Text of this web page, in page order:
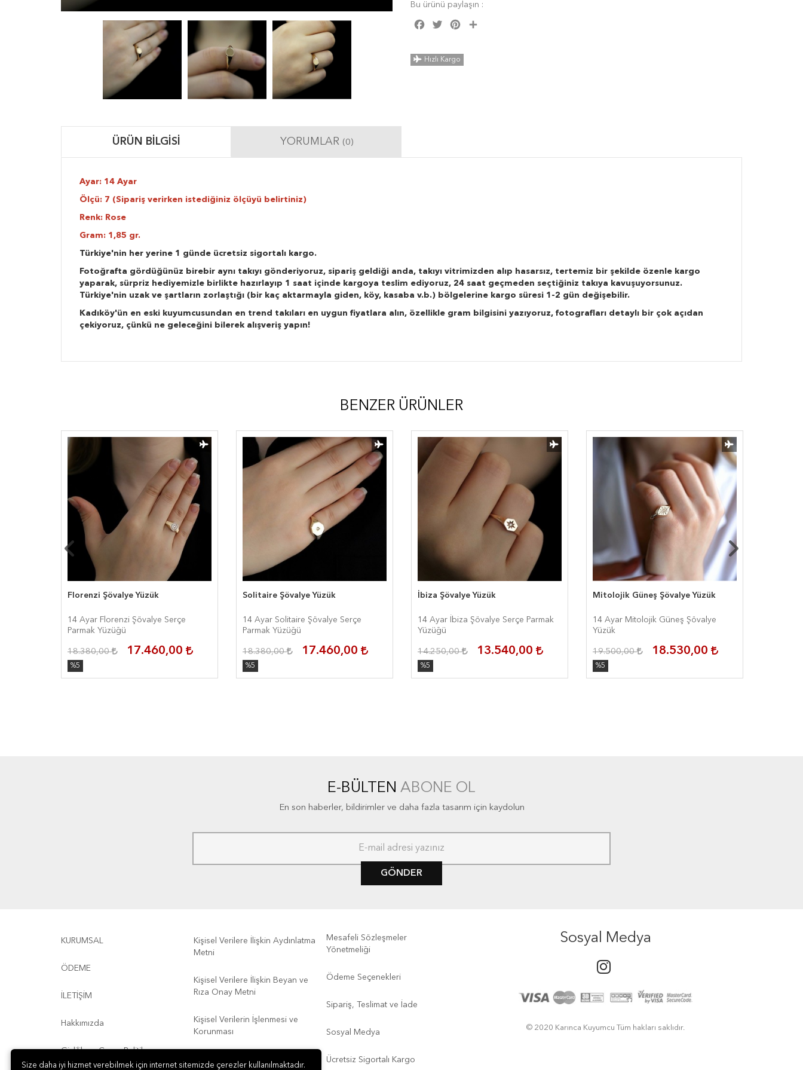
Bu ürünü paylaşın :
Facebook
Twitter Pinterest
Hızlı Kargo
ÜRÜN BILGISI YORUMLAR (0)
Ayar: 14 Ayar
Ölçü: 7 (Sipariş verirken istediğiniz ölçüyü belirtiniz)
Renk: Rose
Gram: 1,85 gr.
Türkiye'nin her yerine 1 günde ücretsiz sigortalı kargo.
Fotoğrafta gördüğünüz birebir aynı takıyı gönderiyoruz, sipariş geldiği anda, takıyı vitrimizden alıp hasarsız, tertemiz bir şekilde özenle kargo
yaparak, sürpriz hediyemizle birlikte hazırlayıp 1 saat içinde kargoya teslim ediyoruz, 24 saat geçmeden seçtiğiniz takıya kavuşuyorsunuz.
Türkiye'nin uzak ve şartların zorlaştığı (bir kaç aktarmayla giden, köy, kasaba v.b.) bölgelerine kargo süresi 1-2 gün değişebilir.
Kadıköy'ün en eski kuyumcusundan en trend takıları en uygun fiyatlara alın, özellikle gram bilgisini yazıyoruz, fotografları detaylı bir çok açıdan
çekiyoruz, çünkü ne geleceğini bilerek alışveriş yapın!
BENZER ÜRÜNLER
Florenzi Şövalye Yüzük
14 Ayar Florenzi Şövalye Serçe
Parmak Yüzüğü
18.380,00 17.460,00
%5
Solitaire Şövalye Yüzük
14 Ayar Solitaire Şövalye Serçe
Parmak Yüzüğü
18.380,00 17.460,00
%5
İbiza Şövalye Yüzük
14 Ayar İbiza Şövalye Serçe Parmak
Yüzüğü
14.250,00 13.540,00
%5
Mitolojik Güneş Şövalye Yüzük
14 Ayar Mitolojik Güneş Şövalye
Yüzük
19.500,00 18.530,00
%5
E-BÜLTEN ABONE OL
En son haberler, bildirimler ve daha fazla tasarım için kaydolun
GÖNDER
KURUMSAL
ÖDEME
İLETİŞİM
Hakkımızda
Gizlilik ve Çerez Politikası
Kişisel Verilere İlişkin Aydınlatma
Metni
Kişisel Verilere İlişkin Beyan ve
Rıza Onay Metni
Kişisel Verilerin İşlenmesi ve
Korunması
Kullanım Koşulları
Mesafeli Sözleşmeler
Yönetmeliği
Ödeme Seçenekleri
Sipariş, Teslimat ve İade
Sosyal Medya
Ücretsiz Sigortalı Kargo
Sosyal Medya
© 2020 Karınca Kuyumcu Tüm hakları saklıdır.
Size daha iyi hizmet verebilmek için internet sitemizde çerezler kullanılmaktadır.